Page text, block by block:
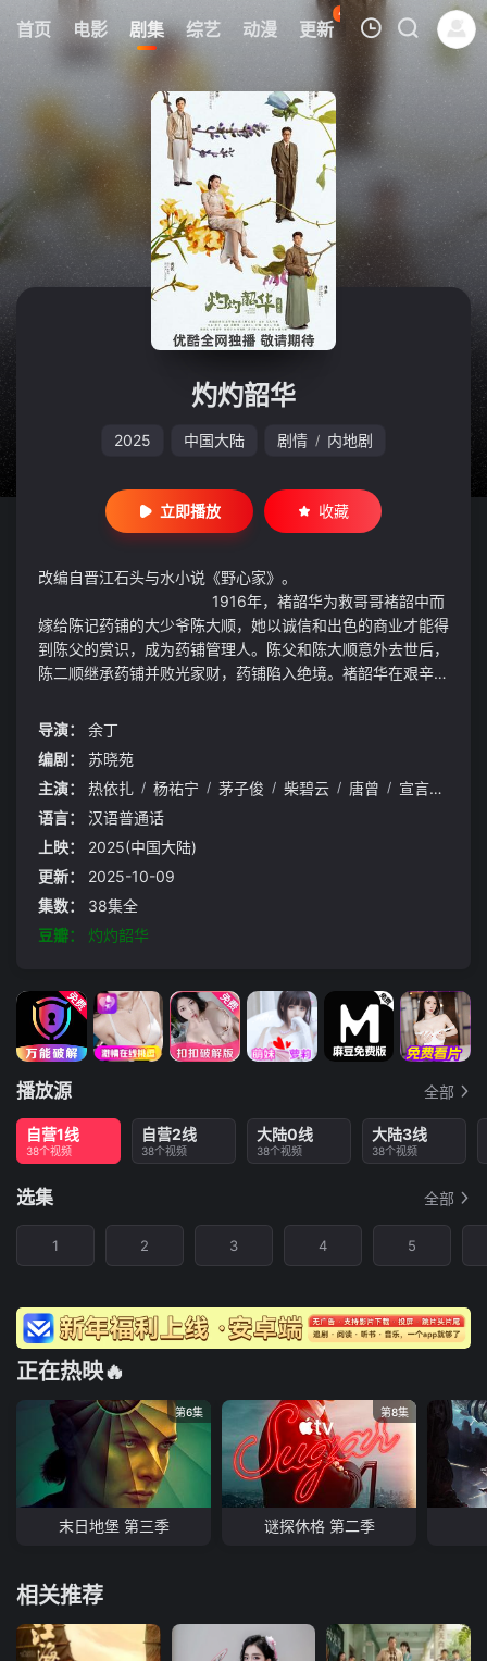
首页 电影 剧集 综艺 动漫 更新
41
热榜 APP
我的观影记录
暂无观看影片的记录
灼灼韶华
2025 中国大陆 剧情 / 内地剧
立即播放 收藏
改编自晋江石头与水小说《野心家》。
1916年，褚韶华为救哥哥褚韶中而
嫁给陈记药铺的大少爷陈大顺，她以诚信和出色的商业才能得
到陈父的赏识，成为药铺管理人。陈父和陈大顺意外去世后，
陈二顺继承药铺并败光家财，药铺陷入绝境。褚韶华在艰辛努
夏初开启新的生活，却遭陈二顺和陈母的阻挠。陈家被土匪洗
出走上海。褚韶华在上海永新百货业绩突出，受经营奇才闻知
秋之邀共同创业，逐步成长为胆略过人、重诺守信的女商人。
导演：
余丁
编剧：
苏晓苑
主演：
热依扎 / 杨祐宁 / 茅子俊 / 柴碧云 / 唐曾 / 宣言
语言：
汉语普通话
上映：
2025(中国大陆)
更新：
2025-10-09
集数：
38集全
豆瓣：
灼灼韶华
播放源 全部
自营1线
38个视频
自营2线
38个视频
大陆0线
38个视频
大陆3线
38个视频
选集 全部
1 2 3 4 5
正在热映🔥
第6集
末日地堡 第三季
第8集
谜探休格 第二季
相关推荐